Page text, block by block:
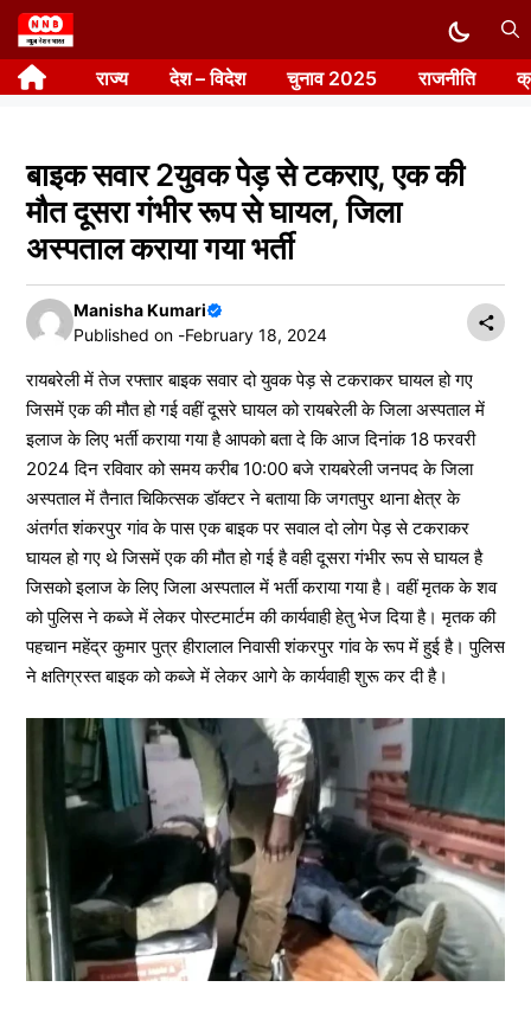
Skip
to
content राज्य देश – विदेश चुनाव 2025 राजनीति
बाइक सवार 2युवक पेड़ से टकराए, एक की
मौत दूसरा गंभीर रूप से घायल, जिला
अस्पताल कराया गया भर्ती
Manisha Kumari
Published on -February 18, 2024
रायबरेली में तेज रफ्तार बाइक सवार दो युवक पेड़ से टकराकर घायल हो गए
जिसमें एक की मौत हो गई वहीं दूसरे घायल को रायबरेली के जिला अस्पताल में
इलाज के लिए भर्ती कराया गया है आपको बता दे कि आज दिनांक 18 फरवरी
2024 दिन रविवार को समय करीब 10:00 बजे रायबरेली जनपद के जिला
अस्पताल में तैनात चिकित्सक डॉक्टर ने बताया कि जगतपुर थाना क्षेत्र के
अंतर्गत शंकरपुर गांव के पास एक बाइक पर सवाल दो लोग पेड़ से टकराकर
घायल हो गए थे जिसमें एक की मौत हो गई है वही दूसरा गंभीर रूप से घायल है
जिसको इलाज के लिए जिला अस्पताल में भर्ती कराया गया है। वहीं मृतक के शव
को पुलिस ने कब्जे में लेकर पोस्टमार्टम की कार्यवाही हेतु भेज दिया है। मृतक की
पहचान महेंद्र कुमार पुत्र हीरालाल निवासी शंकरपुर गांव के रूप में हुई है। पुलिस
ने क्षतिग्रस्त बाइक को कब्जे में लेकर आगे के कार्यवाही शुरू कर दी है।